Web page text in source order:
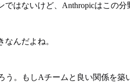
はないけど、Anthropicはこの
んだよね。
う。もしAチームと良い関係を